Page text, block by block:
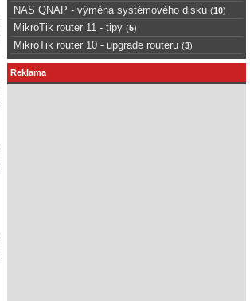
NAS QNAP - výměna systémového disku (10)
MikroTik router 11 - tipy (5)
MikroTik router 10 - upgrade routeru (3)
Reklama